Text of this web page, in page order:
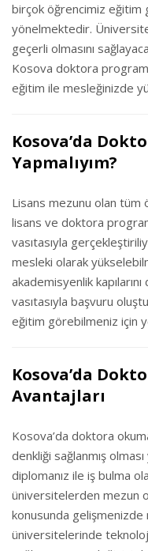
birçok öğrencimiz eğitim
yönelmektedir.
geçerli olmasını
Kosova doktora
eğitim ile mesleğinizde
Kosova’da
Yapmalıyım?
Lisans mezunu olan tüm
lisans ve doktora
vasıtasıyla
mesleki olarak
akademisyenlik
vasıtasıyla başvuru
eğitim görebilmeniz için
Kosova’da
Avantajları
Kosova’da doktora
denkliği sağlanmış
diplomanız ile iş bulma
üniversitelerden mezun
konusunda gelişmenizde
üniversitelerinde